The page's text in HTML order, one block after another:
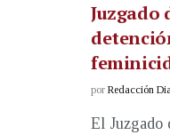
Juzgado
por Redacción
El Juzgado